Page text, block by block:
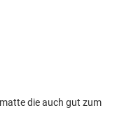
die auch gut zum